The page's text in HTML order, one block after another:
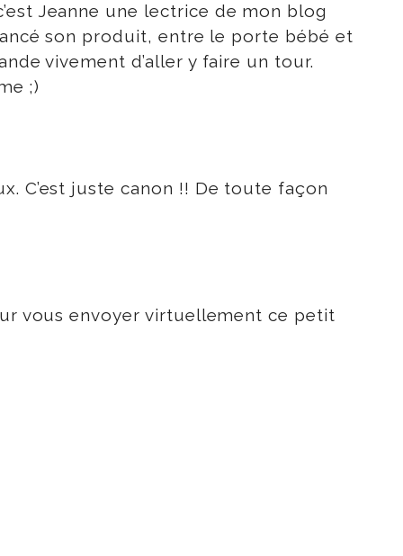
Jeanne une lectrice de mon blog
son produit, entre le porte bébé et
vivement d’aller y faire un tour.
;)
C’est juste canon !! De toute façon
vous envoyer virtuellement ce petit